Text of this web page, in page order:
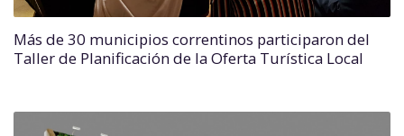
Más de 30 municipios correntinos participaron del
Taller de Planificación de la Oferta Turística Local